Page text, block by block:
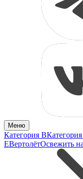
Меню
Категория B
EВертолётОсвежить